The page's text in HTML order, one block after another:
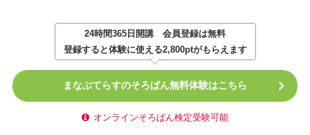
24時間365日開講
会員登録は無料
登録すると体験に使える2,800ptがもらえます
まなぶてらすのそろばん無料体験はこちら
オンラインそろばん検定受験可能